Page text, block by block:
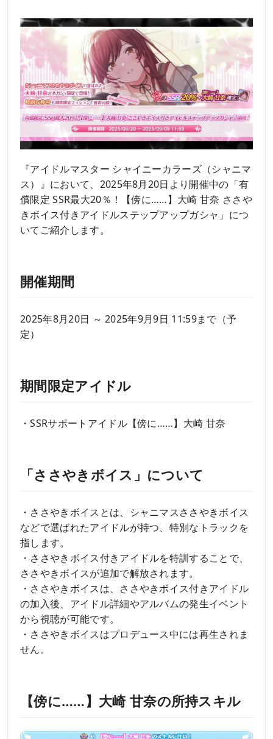
『アイドルマスター シャイニーカラーズ（シャニマ
ス）』において、2025年8月20日より開催中の「有
償限定 SSR最大20％！【傍に……】大崎 甘奈 ささや
きボイス付きアイドルステップアップガシャ」につ
いてご紹介します。
開催期間
2025年8月20日 ～ 2025年9月9日 11:59まで（予
定）
期間限定アイドル
・SSRサポートアイドル【傍に……】大崎 甘奈
「ささやきボイス」について
・ささやきボイスとは、シャニマスささやきボイス
などで選ばれたアイドルが持つ、特別なトラックを
指します。
・ささやきボイス付きアイドルを特訓することで、
ささやきボイスが追加で解放されます。
・ささやきボイスは、ささやきボイス付きアイドル
の加入後、アイドル詳細やアルバムの発生イベント
から視聴が可能です。
・ささやきボイスはプロデュース中には再生されま
せん。
【傍に……】大崎 甘奈の所持スキル